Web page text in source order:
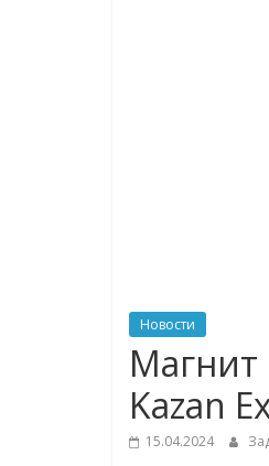
для
Commerce,
ритейле,
логистике,
технологиях,
Новости
Магнит
Kazan
15.04.2024